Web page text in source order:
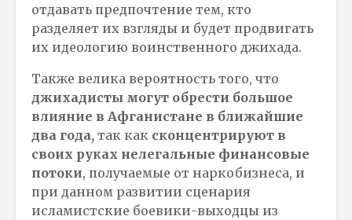
отдавать предпочтение тем, кто
разделяет их взгляды и будет продвигать
их идеологию воинственного джихада.
Также велика вероятность того, что
джихадисты могут обрести большое
влияние в Афганистане в ближайшие
два года, так как сконцентрируют в
своих руках нелегальные финансовые
потоки, получаемые от наркобизнеса, и
при данном развитии сценария
исламистские боевики-выходцы из